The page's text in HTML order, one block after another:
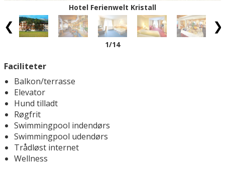
Hotel Ferienwelt Kristall
1/14
Faciliteter
Balkon/terrasse
Elevator
Hund tilladt
Røgfrit
Swimmingpool indendørs
Swimmingpool udendørs
Trådløst internet
Wellness